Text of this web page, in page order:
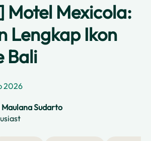
Motel Mexicola:
Lengkap Ikon
Bali
2026
Sudarto